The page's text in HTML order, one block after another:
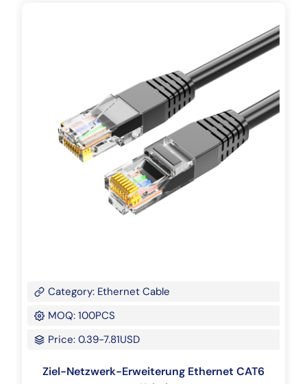
Category: Ethernet Cable
MOQ: 100PCS
Price: 0.39-7.81USD
Ziel-Netzwerk-Erweiterung Ethernet CAT6